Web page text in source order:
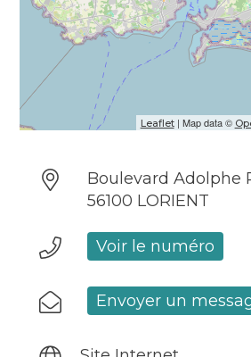
Leaflet| Map data ©
Boulevard Adolphe
56100 LORIENT
Voir le numéro
Envoyer un